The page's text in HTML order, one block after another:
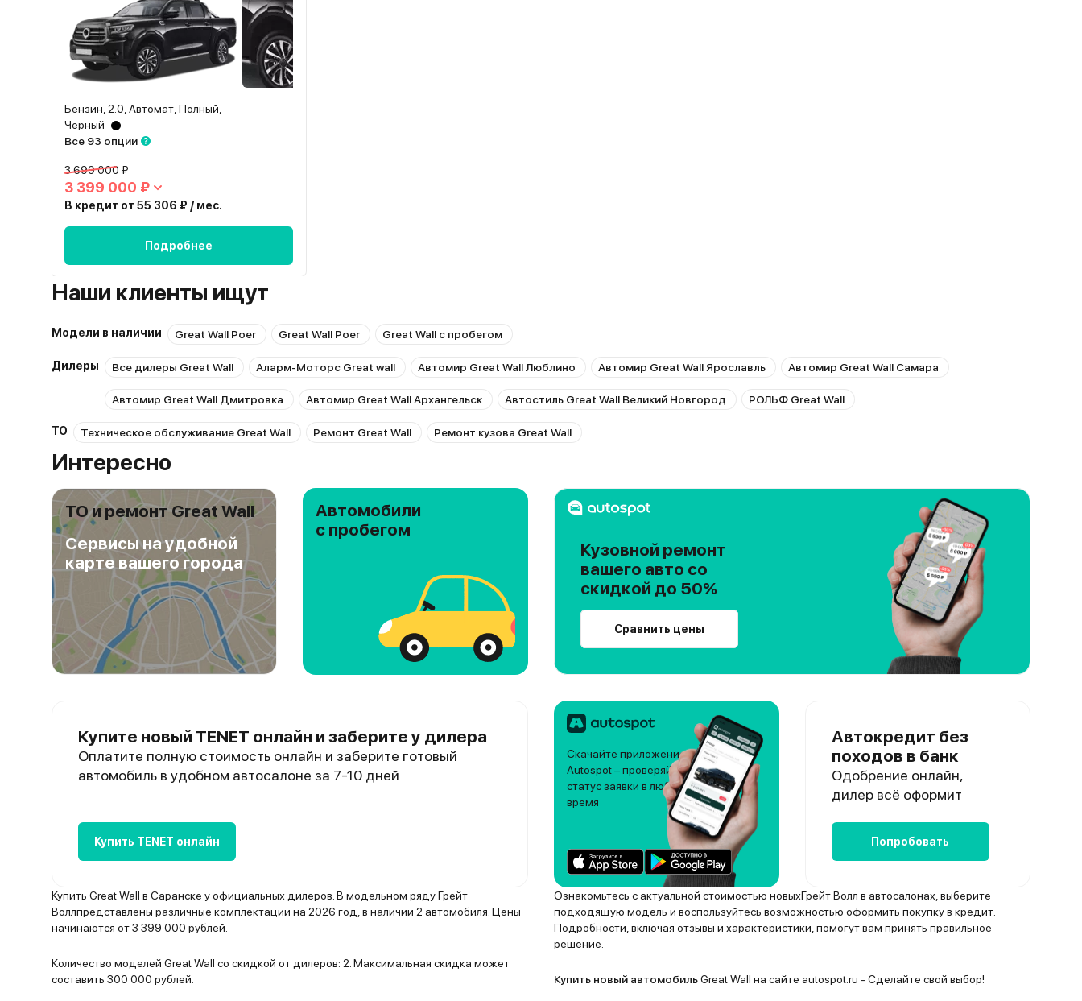
Бензин, 2.0, Автомат, Полный,
Черный
Все 93 опции
3 699 000 ₽
3 399 000 ₽
В кредит от 55 306 ₽ / мес.
Подробнее
Наши клиенты ищут
Модели в наличии Great Wall Poer Great Wall Poer Great Wall с пробегом
Дилеры Все дилеры Great Wall Аларм-Моторс Great wall Автомир Great Wall Люблино Автомир Great Wall Ярославль Автомир Great Wall Самара
Автомир Great Wall Дмитровка Автомир Great Wall Архангельск Автостиль Great Wall Великий Новгород РОЛЬФ Great Wall
ТО Техническое обслуживание Great Wall Ремонт Great Wall Ремонт кузова Great Wall
Интересно
ТО и ремонт Great Wall
Сервисы на удобной
карте вашего города
Автомобили
с пробегом
Кузовной ремонт
вашего авто со
скидкой до 50%
Сравнить цены
Купите новый TENET онлайн и заберите у дилера
Оплатите полную стоимость онлайн и заберите готовый
автомобиль в удобном автосалоне за 7-10 дней
Купить TENET онлайн
Скачайте приложение
Autospot – проверяйте
статус заявки в любое
время
Автокредит без
походов в банк
Одобрение онлайн,
дилер всё оформит
Попробовать
Купить Great Wall в Саранске у официальных дилеров. В модельном ряду Грейт
Воллпредставлены различные комплектации на 2026 год, в наличии 2 автомобиля. Цены
начинаются от 3 399 000 рублей.
Количество моделей Great Wall со скидкой от дилеров: 2. Максимальная скидка может
составить 300 000 рублей.
Ознакомьтесь с актуальной стоимостью новыхГрейт Волл в автосалонах, выберите
подходящую модель и воспользуйтесь возможностью оформить покупку в кредит.
Подробности, включая отзывы и характеристики, помогут вам принять правильное
решение.
Купить новый автомобильGreat Wall на сайте autospot.ru - Сделайте свой выбор!